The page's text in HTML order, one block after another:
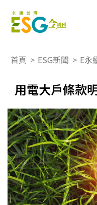
首頁 > ESG新聞 > E永
用電大戶條款